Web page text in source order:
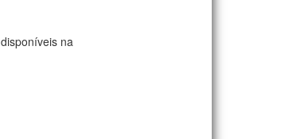
na